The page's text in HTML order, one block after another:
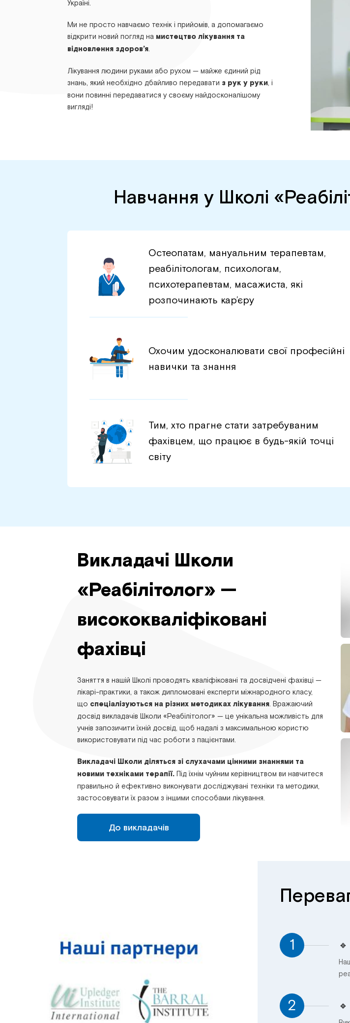
Україні.
Ми не просто навчаємо технік і прийомів, а допомагаємо
відкрити новий погляд на мистецтво лікування та
відновлення здоров’я.
Лікування людини руками або рухом — майже єдиний рід
знань, який необхідно дбайливо передавати з рук у руки, і
вони повинні передаватися у своєму найдосконалішому
вигляді!
Навчання у Школі
Остеопатам, мануальним терапевтам,
реабілітологам, психологам,
психотерапевтам, масажиста, які
розпочинають кар’єру
Охочим удосконалювати свої професійні
навички та знання
Тим, хто прагне стати затребуваним
фахівцем, що працює в будь-якій точці
світу
Викладачі Школи
«Реабілітолог» —
висококваліфіковані
фахівці
Заняття в нашій Школі проводять кваліфіковані та досвідчені фахівці —
лікарі-практики, а також дипломовані експерти міжнародного класу,
що спеціалізуються на різних методиках лікування. Вражаючий
досвід викладачів Школи «Реабілітолог» — це унікальна можливість для
учнів запозичити їхній досвід, щоб надалі з максимальною користю
використовувати під час роботи з пацієнтами.
Викладачі Школи діляться зі слухачами цінними знаннями та
новими техніками терапії. Під їхнім чуйним керівництвом ви навчитеся
правильно й ефективно виконувати досліджувані техніки та методики,
застосовувати їх разом з іншими способами лікування.
До викладачів
1
2